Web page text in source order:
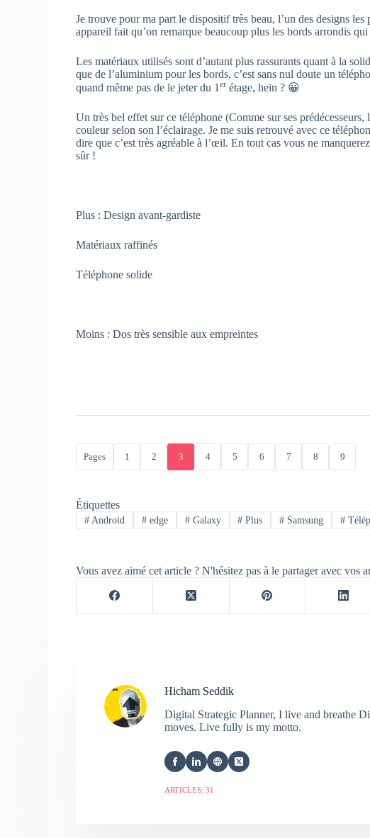
Je trouve pour ma part le dispositif très beau, l’un des designs
appareil fait qu’on remarque beaucoup plus les bords arrondis
Les matériaux utilisés sont d’autant plus rassurants quant à la
que de l’aluminium pour les bords, c’est sans nul doute un
quand même pas de le jeter du 1er étage, hein ? 😀
Un très bel effet sur ce téléphone (Comme sur ses
couleur selon son l’éclairage. Je me suis retrouvé avec ce
dire que c’est très agréable à l’œil. En tout cas vous ne
sûr !
Plus : Design avant-gardiste
Matériaux raffinés
Téléphone solide
Moins : Dos très sensible aux empreintes
Pages 1 2 3 4 5 6 7 8 9
Étiquettes
# Android #edge #Galaxy # Plus # Samsung #
Vous avez aimé cet article ? N'hésitez pas à le partager avec vos
Hicham Seddik
Digital Strategic Planner, I live and breathe
moves. Live fully is my motto.
ARTICLES: 31